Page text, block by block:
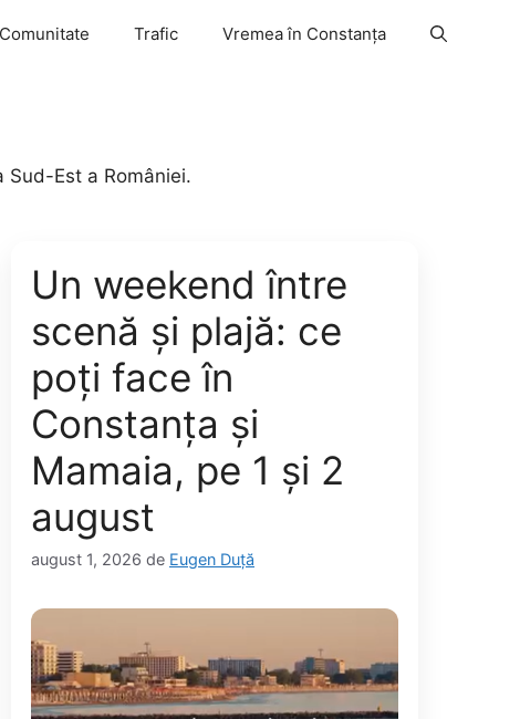
Comunitate Trafic Vremea în Constanța
Est a României.
Un weekend între
scenă și plajă: ce
poți face în
Constanța și
Mamaia, pe 1 și 2
august
august 1, 2026 de Eugen Duță